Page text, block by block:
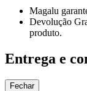
Magalu
Devolução
produto.
Entrega e
Fechar